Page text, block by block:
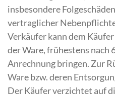
insbesondere
vertraglicher
Verkäufer kann dem
der Ware, frühestens nach
Anrechnung bringen. Zur
Ware bzw. deren
Der Käufer verzichtet auf